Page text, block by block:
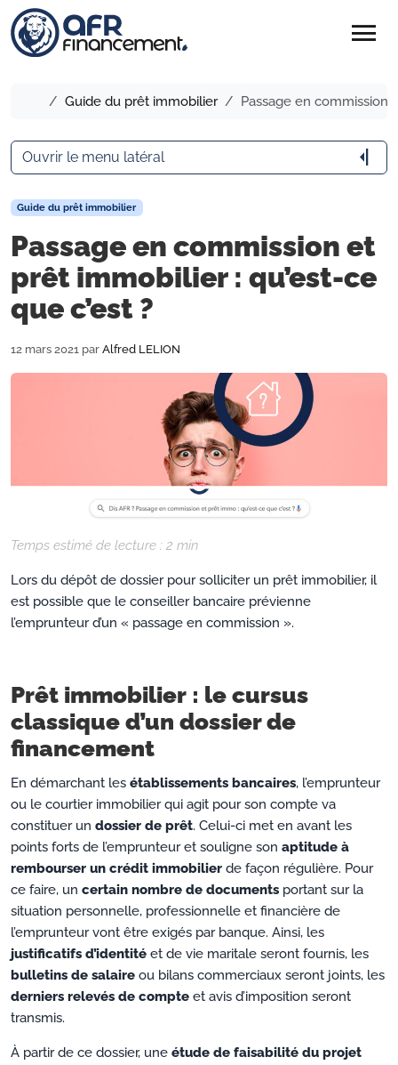
menu
Accueil
Guide du prêt immobilier Passage en commission
Guide du prêt immobilier
Passage en commission et
prêt immobilier : qu’est-ce
que c’est ?
12 mars 2021 par Alfred LELION
Temps estimé de lecture : 2 min
Lors du dépôt de dossier pour solliciter un prêt immobilier, il
est possible que le conseiller bancaire prévienne
l’emprunteur d’un « passage en commission ».
Prêt immobilier : le cursus
classique d’un dossier de
financement
En démarchant les établissements bancaires, l’emprunteur
ou le courtier immobilier qui agit pour son compte va
constituer un dossier de prêt. Celui-ci met en avant les
points forts de l’emprunteur et souligne son aptitude à
rembourser un crédit immobilier de façon régulière. Pour
ce faire, un certain nombre de documents portant sur la
situation personnelle, professionnelle et financière de
l’emprunteur vont être exigés par banque. Ainsi, les
justificatifs d’identité et de vie maritale seront fournis, les
bulletins de salaire ou bilans commerciaux seront joints, les
derniers relevés de compte et avis d’imposition seront
transmis.
À partir de ce dossier, une étude de faisabilité du projet
Ouvrir le menu latéral arrow_menu_close